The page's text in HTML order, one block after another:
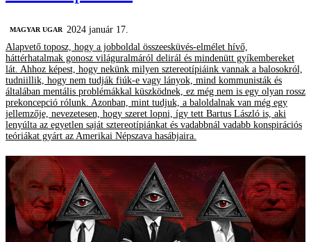
MAGYAR UGAR
2024 január 17.
Alapvető toposz, hogy a jobboldal összeesküvés-elmélet hívő,
háttérhatalmak gonosz világuralmáról delirál és mindenütt gyíkembereket
lát. Ahhoz képest, hogy nekünk milyen sztereotípiáink vannak a balosokról,
tudniillik, hogy nem tudják fiúk-e vagy lányok, mind kommunisták és
általában mentális problémákkal küszködnek, ez még nem is egy olyan rossz
prekoncepció rólunk. Azonban, mint tudjuk, a baloldalnak van még egy
jellemzője, nevezetesen, hogy szeret lopni, így tett Bartus László is, aki
lenyúlta az egyetlen saját sztereotípiánkat és vadabbnál vadabb konspirációs
teóriákat gyárt az Amerikai Népszava hasábjaira.